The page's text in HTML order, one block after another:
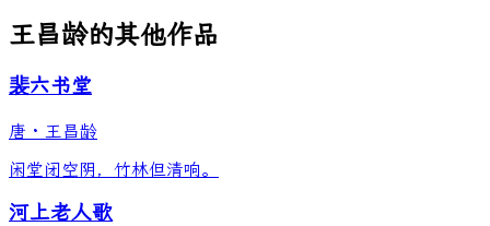
王昌龄的其他作品
裴六书堂
唐 · 王昌龄
闲堂闭空阴，竹林但清响。
河上老人歌